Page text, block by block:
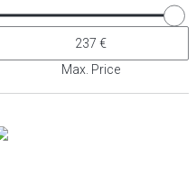
Max. Price